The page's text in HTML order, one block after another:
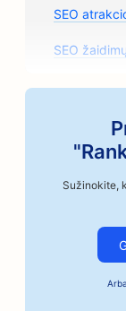
SEO
SEO
SEO
SEO
SEO
SEO
SEO
SEO
Sužinokite,
Arba